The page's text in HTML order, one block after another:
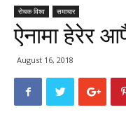
रोचक विश्व समाचार
ऐनामा हेरेर
August 16, 2018